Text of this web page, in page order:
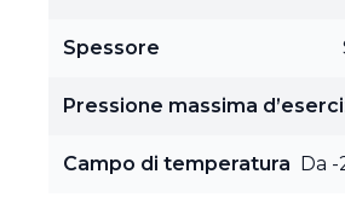
Spessore
Pressione massima
Campo di temperatura Da -